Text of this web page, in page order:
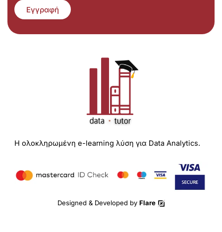
Εγγραφή
Η ολοκληρωμένη e-learning λύση για Data Analytics.
Designed & Developed by Flare